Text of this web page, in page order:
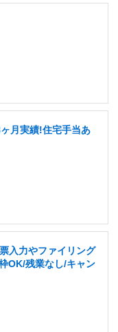
月実績!住宅手当あ
入力やファイリング
OK/残業なし/キャン